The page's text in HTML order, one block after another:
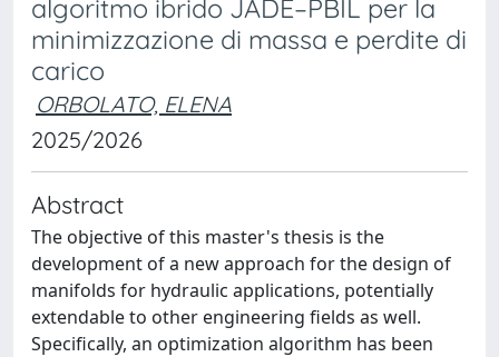
algoritmo ibrido JADE–PBIL per la
minimizzazione di massa e perdite di
carico
ORBOLATO, ELENA
2025/2026
Abstract
The objective of this master's thesis is the
development of a new approach for the design of
manifolds for hydraulic applications, potentially
extendable to other engineering fields as well.
Specifically, an optimization algorithm has been